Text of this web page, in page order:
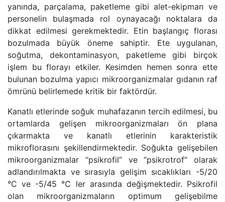
yanında, parçalama, paketleme gibi alet-ekipman ve
personelin bulaşmada rol oynayacağı noktalara da
dikkat edilmesi gerekmektedir. Etin başlangıç florası
bozulmada büyük öneme sahiptir. Ete uygulanan,
soğutma, dekontaminasyon, paketleme gibi birçok
işlem bu florayı etkiler. Kesimden hemen sonra ette
bulunan bozulma yapıcı mikroorganizmalar gıdanın raf
ömrünü belirlemede kritik bir faktördür.
Kanatlı etlerinde soğuk muhafazanın tercih edilmesi, bu
ortamlarda gelişen mikroorganizmaları ön plana
çıkarmakta ve kanatlı etlerinin karakteristik
mikroflorasını şekillendirmektedir. Soğukta gelişebilen
mikroorganizmalar “psikrofil” ve “psikrotrof” olarak
adlandırılmakta ve sırasıyla gelişim sıcaklıkları -5/20
°C ve -5/45 °C ler arasında değişmektedir. Psikrofil
olan mikroorganizmaların optimum gelişebilme